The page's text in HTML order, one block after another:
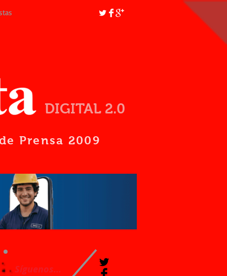
DIGITAL 2.0
Prensa 2009
Síguenos...